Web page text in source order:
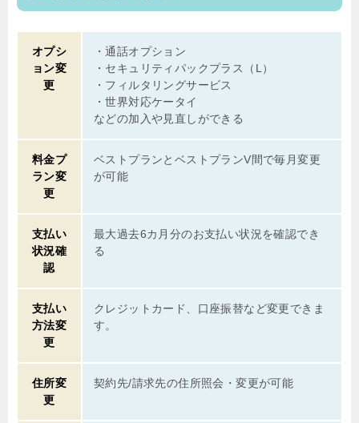
オプシ
ョン変
更
・通話オプション
・セキュリティパックプラス（L）
・フィルタリングサービス
・世界対応ケータイ
などの加入や見直しができる
料金プ
ラン変
更
ベストプランとベストプランV間で毎月変更
が可能
支払い
状況確
認
最大過去6カ月分のお支払い状況を確認でき
る
支払い
方法変
更
クレジットカード、口座振替など変更できま
す。
住所変
更
契約先/請求先の住所照会・変更が可能